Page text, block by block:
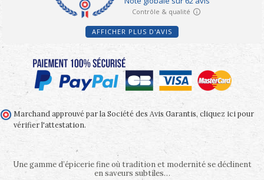
AFFICHER PLUS D'AVIS
Marchand approuvé par la Société des Avis Garantis, cliquez ici pour
vérifier l'attestation.
Une gamme d’épicerie fine où tradition et modernité se déclinent
en saveurs subtiles…